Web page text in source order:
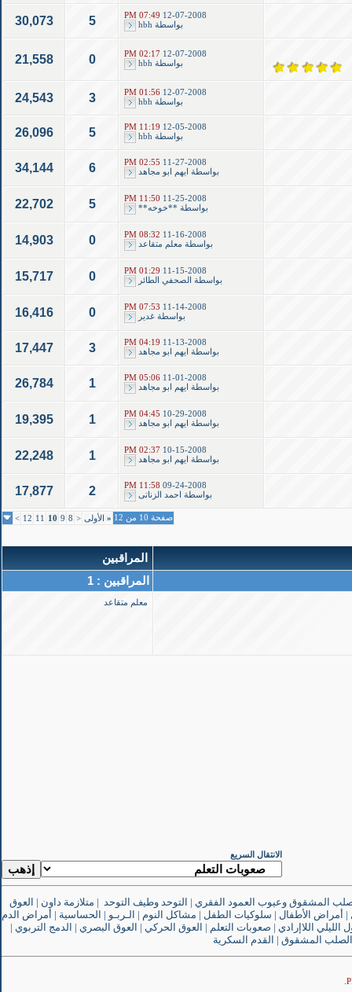
12-07-2008
07:49 PM
بواسطة hbh
5
30,073
12-07-2008
02:17 PM
بواسطة hbh
0
21,558
12-07-2008
01:56 PM
بواسطة hbh
3
24,543
12-05-2008
11:19 PM
بواسطة hbh
5
26,096
11-27-2008
02:55 PM
بواسطة
ايهم ابو مجاهد 6
34,144
11-25-2008
11:50 PM
بواسطة **خوخه** 5
22,702
11-16-2008
08:32 PM
بواسطة معلم متقاعد 0
14,903
11-15-2008
01:29 PM
بواسطة
الصحفي الطائر 0
15,717
11-14-2008
07:53 PM
بواسطة غدير 0
16,416
11-13-2008
04:19 PM
بواسطة
ايهم ابو مجاهد 3
17,447
11-01-2008
05:06 PM
بواسطة
ايهم ابو مجاهد 1
26,784
10-29-2008
04:45 PM
بواسطة
ايهم ابو مجاهد 1
19,395
10-15-2008
02:37 PM
بواسطة
ايهم ابو مجاهد 1
22,248
09-24-2008
11:58 PM
بواسطة
احمد الزناتى 2
17,877
صفحة 10 من 12 « الأولى <
8
9
10
11
12
>
المراقبين
المراقبين : 1
معلم متقاعد
الانتقال السريع
المشقوق وعيوب العمود الفقري | التوحد وطيف التوحد | متلازمة داون | العوق
| أمراض الأطفال | سلوكيات الطفل | مشاكل النوم | الـربـو | الحساسية | أمراض الدم
الليلي اللاإرادي | صعوبات التعلم | العوق الحركي | العوق البصري | الدمج التربوي |
الصلب المشقوق | القدم السكرية